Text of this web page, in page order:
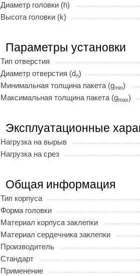
Диаметр головки (h)
Высота головки (k)
Параметры установки
Тип отверстия
Диаметр отверстия (dn)
Минимальная толщина пакета (gmin)
Максимальная толщина пакета (gmax)
Эксплуатационные
Нагрузка на вырыв
Нагрузка на срез
Общая информация
Тип корпуса
Форма головки
Материал корпуса заклепки
Материал сердечника заклепки
Производитель
Стандарт
Применение